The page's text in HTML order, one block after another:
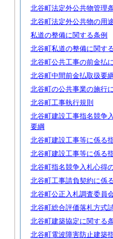
北谷町法定外公共物管理
北谷町法定外公共物の用
私道の整備に関する条例
北谷町私道の整備に関す
北谷町公共工事の前金払
北谷町中間前金払取扱要綱
北谷町の公共事業の施行
北谷町工事執行規則
北谷町建設工事指名競争
要綱
北谷町建設工事等に係る
北谷町建設工事等に係る
北谷町指名競争入札心得
北谷町工事請負契約に係
北谷町公正入札調査委員
北谷町総合評価落札方式
北谷町建築協定に関する
北谷町電波障害防止建築